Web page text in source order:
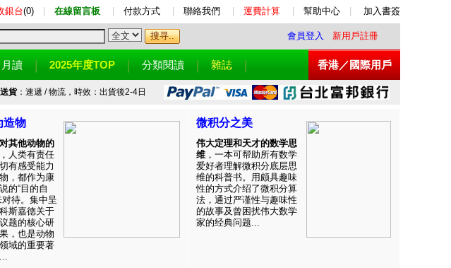
銀台(0) 在線留言板 付款方式 聯絡我們 運費計算 幫助中心 加入書簽
會員登入 新用戶註冊
月讀 2025年度TOP 分類閱讀 雜誌 香港／國際用戶
送貨：速遞 / 物流，時效：出貨後2-4日
造物
其他动物的
，人类有责任
有感受能力
，都作为康
的“目的自
对待。集中呈
斯嘉德关于
题的核心研
，也是动物
域的重要著
微积分之美
伟大定理和天才的数学思
维 ，一本可帮助所有数学
爱好者理解微积分底层思
维的科普书。用颇具趣味
性的方式介绍了微积分算
法，通过严谨性与趣味性
的故事及曾困扰伟大数学
家的经典问题...